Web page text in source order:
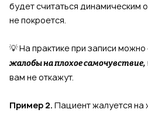
будет считаться динамическим
не покроется.
💡 На практике при записи можно
жалобы на плохое самочувствие,
вам не откажут.
Пример 2. Пациент жалуется на